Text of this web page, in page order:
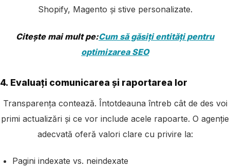
Shopify, Magento și stive personalizate.
Citește mai mult pe:Cum să găsiți entități pentru
optimizarea SEO
4. Evaluați comunicarea și raportarea lor
Transparența contează. Întotdeauna întreb cât de des voi
primi actualizări și ce vor include acele rapoarte. O agenție
adecvată oferă valori clare cu privire la:
Pagini indexate vs. neindexate